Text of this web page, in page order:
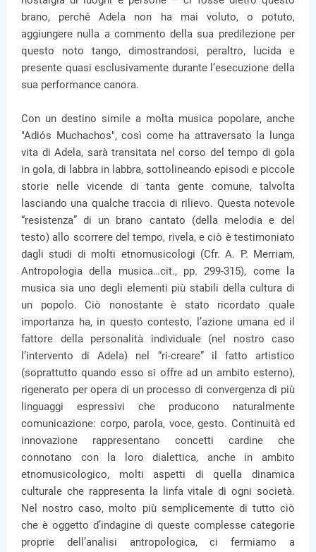
brano, perché Adela non ha mai voluto, o potuto,
aggiungere nulla a commento della sua predilezione per
questo noto tango, dimostrandosi, peraltro, lucida e
presente quasi esclusivamente durante l’esecuzione della
sua performance canora.
Con un destino simile a molta musica popolare, anche
"Adiós Muchachos", così come ha attraversato la lunga
vita di Adela, sarà transitata nel corso del tempo di gola
in gola, di labbra in labbra, sottolineando episodi e piccole
storie nelle vicende di tanta gente comune, talvolta
lasciando una qualche traccia di rilievo. Questa notevole
“resistenza” di un brano cantato (della melodia e del
testo) allo scorrere del tempo, rivela, e ciò è testimoniato
dagli studi di molti etnomusicologi (Cfr. A. P. Merriam,
Antropologia della musica…cit., pp. 299-315), come la
musica sia uno degli elementi più stabili della cultura di
un popolo. Ciò nonostante è stato ricordato quale
importanza ha, in questo contesto, l’azione umana ed il
fattore della personalità individuale (nel nostro caso
l’intervento di Adela) nel “ri-creare” il fatto artistico
(soprattutto quando esso si offre ad un ambito esterno),
rigenerato per opera di un processo di convergenza di più
linguaggi espressivi che producono naturalmente
comunicazione: corpo, parola, voce, gesto. Continuità ed
innovazione rappresentano concetti cardine che
connotano con la loro dialettica, anche in ambito
etnomusicologico, molti aspetti di quella dinamica
culturale che rappresenta la linfa vitale di ogni società.
Nel nostro caso, molto più semplicemente di tutto ciò
che è oggetto d’indagine di queste complesse categorie
proprie dell’analisi antropologica, ci fermiamo a